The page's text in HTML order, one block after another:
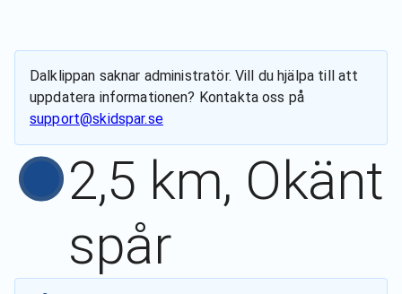
Dalklippan saknar administratör. Vill du hjälpa till att
uppdatera informationen? Kontakta oss på
support@skidspar.se
2,5 km, Okänt
spår